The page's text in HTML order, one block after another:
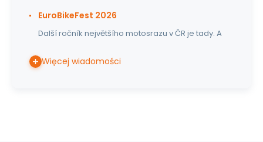
EuroBikeFest 2026
Další ročník největšího motosrazu v ČR je tady. A
Więcej wiadomości